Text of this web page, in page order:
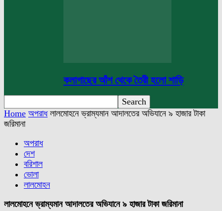
কলাগাছের আঁশ থেকে তৈরী হলো শাড়ি
Home অপরাধ লালমোহনে ভ্রাম্যমান আদালতের অভিযানে ৯ হাজার টাকা
জরিমানা
অপরাধ
দেশ
বরিশাল
ভোলা
লালমোহন
লালমোহনে ভ্রাম্যমান আদালতের অভিযানে ৯ হাজার টাকা জরিমানা